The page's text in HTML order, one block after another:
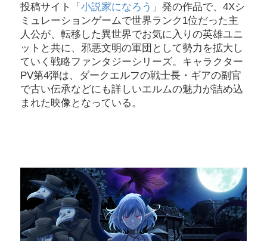
投稿サイト「 小説家になろう 」発の作品で、4Xシ
ミュレーションゲームで世界ランク1位だった主
人公が、転移した異世界でお気に入りの英雄ユニ
ットと共に、邪悪文明の軍団として勢力を拡大し
ていく戦略ファンタジーシリーズ。キャラクター
PV第4弾は、ダークエルフの戦士長・ギアの副官
で古い伝承などにも詳しいエルムの魅力が詰め込
まれた映像となっている。